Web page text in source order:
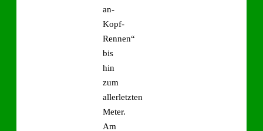
an-
Kopf-
Rennen“
bis
hin
zum
allerletzten
Meter.
Am